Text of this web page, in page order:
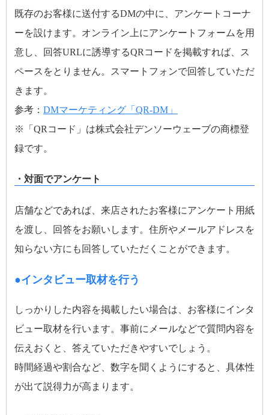
既存のお客様に送付するDMの中に、アンケートコーナ
ーを設けます。オンライン上にアンケートフォームを用
意し、回答URLに誘導するQRコードを掲載すれば、ス
ペースをとりません。スマートフォンで回答していただ
きます。
参考： DMマーケティング「QR-DM」
※「QRコード」は株式会社デンソーウェーブの商標登
録です。
・対面でアンケート
店舗などであれば、来店されたお客様にアンケート用紙
を渡し、回答をお願いします。住所やメールアドレスを
知らない方にも回答していただくことができます。
●インタビュー取材を行う
しっかりした内容を掲載したい場合は、お客様にインタ
ビュー取材を行います。事前にメールなどで質問内容を
伝えおくと、答えていただきやすいでしょう。
時間経過や割合など、数字を聞くようにすると、具体性
が出て説得力が高まります。